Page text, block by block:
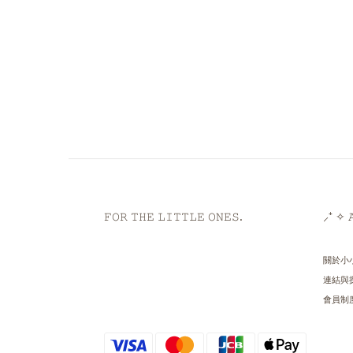
𝙵𝙾𝚁 𝚃𝙷𝙴 𝙻𝙸𝚃𝚃𝙻𝙴 𝙾𝙽𝙴𝚂. ⸝⁺ ✧
關於小
連結與
會員制